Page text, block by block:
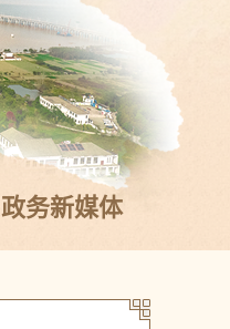
政务新媒体